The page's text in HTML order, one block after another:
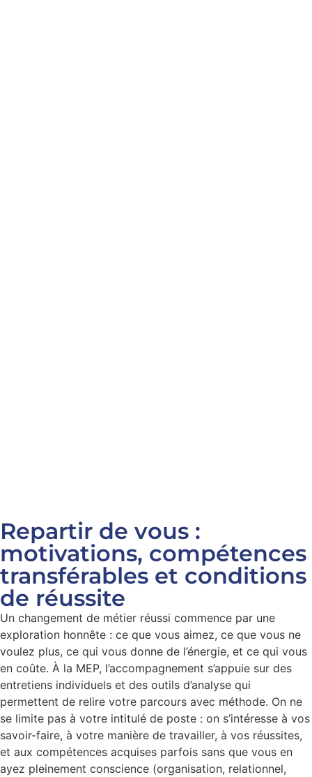
Repartir de vous :
motivations, compétences
transférables et conditions
de réussite
Un changement de métier réussi commence par une
exploration honnête : ce que vous aimez, ce que vous ne
voulez plus, ce qui vous donne de l’énergie, et ce qui vous
en coûte. À la MEP, l’accompagnement s’appuie sur des
entretiens individuels et des outils d’analyse qui
permettent de relire votre parcours avec méthode. On ne
se limite pas à votre intitulé de poste : on s’intéresse à vos
savoir-faire, à votre manière de travailler, à vos réussites,
et aux compétences acquises parfois sans que vous en
ayez pleinement conscience (organisation, relationnel,